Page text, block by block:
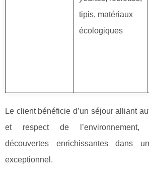
tipis, matériaux
écologiques
Le client bénéficie d’un séjour alliant
et respect de l’environnement,
découvertes enrichissantes dans
exceptionnel.